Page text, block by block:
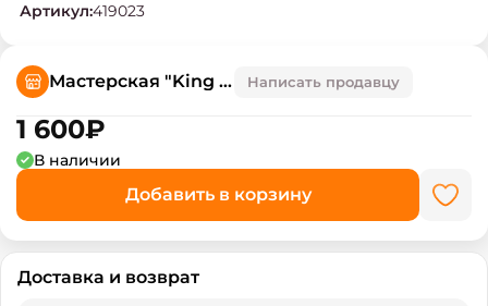
Артикул:419023
Мастерская "King style horse" Написать продавцу
1 600₽
В наличии
Добавить в корзину
Доставка и возврат